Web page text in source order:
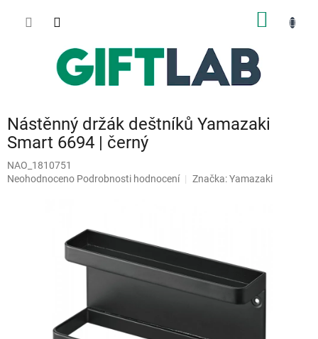
Nástěnný držák deštníků Yamazaki
Smart 6694 | černý
NAO_1810751
Průměrné
Neohodnoceno Podrobnosti hodnocení Značka:Yamazaki